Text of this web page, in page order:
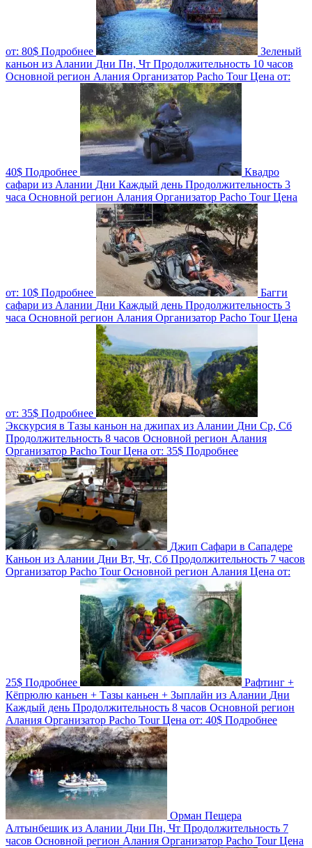
от: 80$ Подробнее
Зеленый
каньон из Алании Дни Пн, Чт Продолжительность 10 часов
Основной регион Алания Организатор Pacho TourЦена от:
40$ Подробнее
Квадро
сафари из Алании Дни Каждый день Продолжительность 3
часа Основной регион Алания Организатор Pacho TourЦена
от: 10$ Подробнее
Багги
сафари из Алании Дни Каждый день Продолжительность 3
часа Основной регион Алания Организатор Pacho TourЦена
от: 35$ Подробнее
Экскурсия в Тазы каньон на джипах из Алании Дни Ср, Сб
Продолжительность 8 часов Основной регион Алания
Организатор Pacho TourЦена от: 35$ Подробнее
Джип Сафари в Сападере
Каньон из Алании Дни Вт, Чт, Сб Продолжительность 7 часов
Организатор Pacho TourОсновной регион Алания Цена от:
25$ Подробнее
Рафтинг +
Кёпрюлю каньен + Тазы каньен + Зыплайн из Алании Дни
Каждый день Продолжительность 8 часов Основной регион
Алания Организатор Pacho TourЦена от: 40$ Подробнее
Орман Пещера
Алтынбешик из Алании Дни Пн, Чт Продолжительность 7
часов Основной регион Алания Организатор Pacho TourЦена